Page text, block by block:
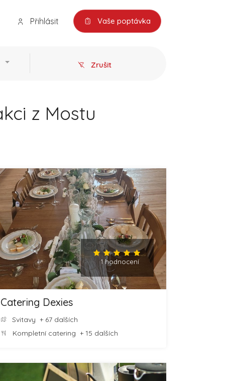
Přihlásit Vaše poptávka
Zrušit
z Mostu
1 hodnocení
Catering Dexies
Svitavy + 67 dalších
Kompletní catering + 15 dalších